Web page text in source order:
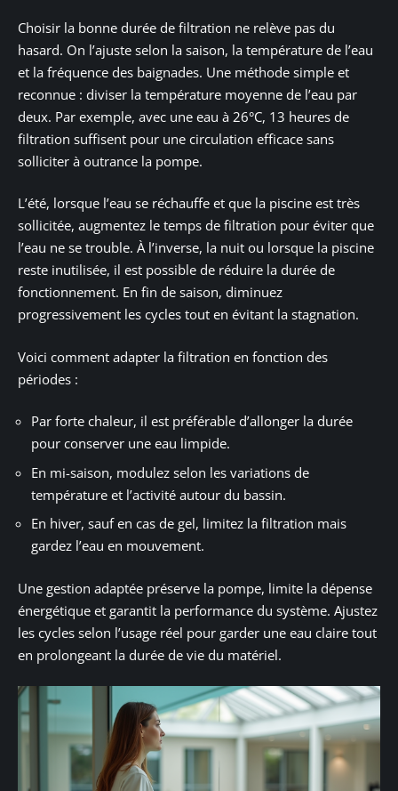
Choisir la bonne durée de filtration ne relève pas du
hasard. On l’ajuste selon la saison, la température de l’eau
et la fréquence des baignades. Une méthode simple et
reconnue : diviser la température moyenne de l’eau par
deux. Par exemple, avec une eau à 26°C, 13 heures de
filtration suffisent pour une circulation efficace sans
solliciter à outrance la pompe.
L’été, lorsque l’eau se réchauffe et que la piscine est très
sollicitée, augmentez le temps de filtration pour éviter que
l’eau ne se trouble. À l’inverse, la nuit ou lorsque la piscine
reste inutilisée, il est possible de réduire la durée de
fonctionnement. En fin de saison, diminuez
progressivement les cycles tout en évitant la stagnation.
Voici comment adapter la filtration en fonction des
périodes :
Par forte chaleur, il est préférable d’allonger la durée
pour conserver une eau limpide.
En mi-saison, modulez selon les variations de
température et l’activité autour du bassin.
En hiver, sauf en cas de gel, limitez la filtration mais
gardez l’eau en mouvement.
Une gestion adaptée préserve la pompe, limite la dépense
énergétique et garantit la performance du système. Ajustez
les cycles selon l’usage réel pour garder une eau claire tout
en prolongeant la durée de vie du matériel.